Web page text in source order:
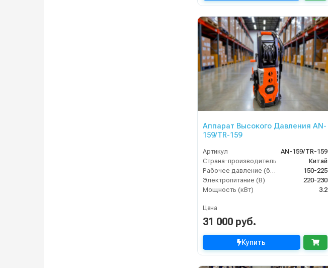
Аппарат Высокого Давления AN-
159/TR-159
Артикул
AN-159/TR-159
Страна-производитель
Китай
Рабочее давление (бар)
150-225
Электропитание (В)
220-230
Мощность (кВт)
3.2
Цена
31 000 руб.
Купить